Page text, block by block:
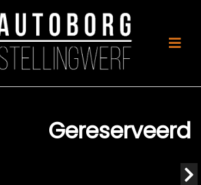
Gereserveerd